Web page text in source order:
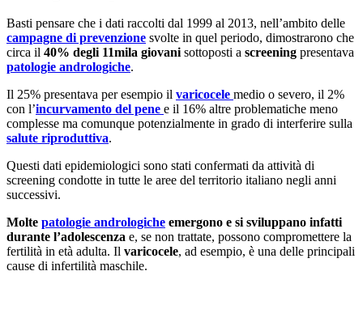
Basti pensare che i dati raccolti dal 1999 al 2013, nell’ambito delle
campagne di prevenzione svolte in quel periodo, dimostrarono che
circa il 40% degli 11mila giovani sottoposti a screening presentava
patologie andrologiche.
Il 25% presentava per esempio il varicocele medio o severo, il 2%
con l’incurvamento del pene e il 16% altre problematiche meno
complesse ma comunque potenzialmente in grado di interferire sulla
salute riproduttiva.
Questi dati epidemiologici sono stati confermati da attività di
screening condotte in tutte le aree del territorio italiano negli anni
successivi.
Molte patologie andrologiche emergono e si sviluppano infatti
durante l’adolescenza e, se non trattate, possono compromettere la
fertilità in età adulta. Il varicocele, ad esempio, è una delle principali
cause di infertilità maschile.